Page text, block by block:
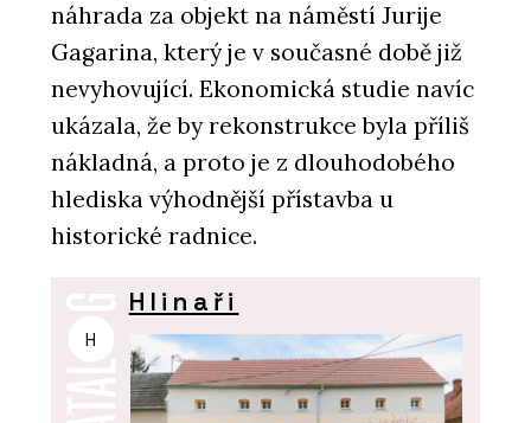
náhrada za objekt na náměstí Jurije
Gagarina, který je v současné době již
nevyhovující. Ekonomická studie navíc
ukázala, že by rekonstrukce byla příliš
nákladná, a proto je z dlouhodobého
hlediska výhodnější přístavba u
historické radnice.
H
Hlinaři